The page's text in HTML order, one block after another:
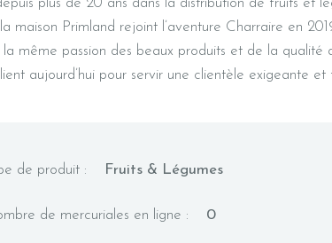
plus de 20 ans dans la distribution de fruits et
maison Primland rejoint l’aventure Charraire en
même passion des beaux produits et de la qualité
aujourd’hui pour servir une clientèle exigeante et
de produit : Fruits & Légumes
de mercuriales en ligne : 0